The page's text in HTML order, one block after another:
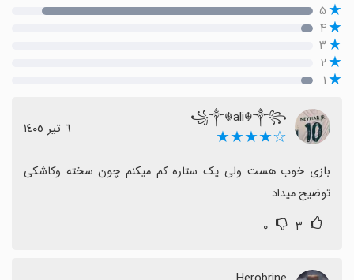
۵
۴
۳
۲
۱
꧁༒☬ali☬༒꧂
☆★★★★ ٦ تیر ١٤٠٥
توضیح میداد
۳ ۰